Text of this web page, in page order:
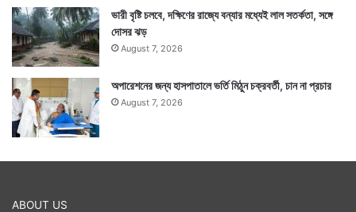
ভারী বৃষ্টি চলবে, দক্ষিণের রাজ্যে বন্যার মধ্যেই লাল সতর্কতা, সঙ্গে
দোসর ঝড়
August 7, 2026
অপারেশনের জন্য হাসপাতালে ভর্তি মিঠুন চক্রবর্তী, চান না প্রচার
August 7, 2026
ABOUT US